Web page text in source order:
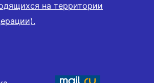
на территории